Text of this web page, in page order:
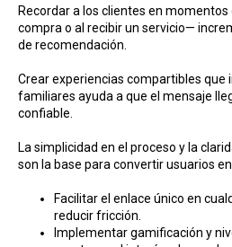
Recordar a los clientes en
compra o al recibir un servicio—
de recomendación.
Crear experiencias compartibles que
familiares ayuda a que el mensaje
confiable.
La simplicidad en el proceso y la
son la base para convertir usuarios
Facilitar el enlace único en
reducir fricción.
Implementar gamificación y